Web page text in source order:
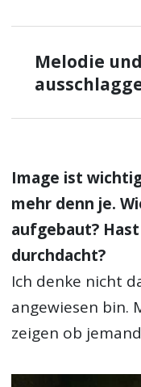
Melodie
Image ist
mehr denn je.
aufgebaut?
durchdacht?
Ich denke nicht
angewiesen bin.
zeigen ob